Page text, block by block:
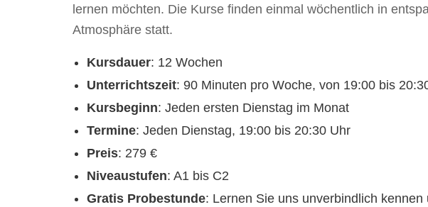
lernen möchten. Die Kurse finden einmal wöchentlich in
Atmosphäre statt.
Kursdauer: 12 Wochen
Unterrichtszeit: 90 Minuten pro Woche, von 19:00 bis
Kursbeginn: Jeden ersten Dienstag im Monat
Termine: Jeden Dienstag, 19:00 bis 20:30 Uhr
Preis: 279 €
Niveaustufen: A1 bis C2
Gratis Probestunde: Lernen Sie uns unverbindlich kennen